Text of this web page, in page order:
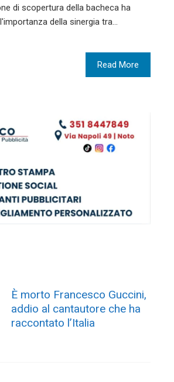
di scopertura della bacheca ha
della sinergia tra…
Read More
È morto Francesco Guccini,
addio al cantautore che ha
raccontato l’Italia